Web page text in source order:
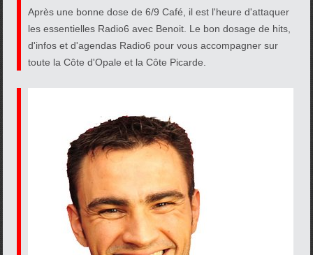
Après une bonne dose de 6/9 Café, il est l'heure d'attaquer
les essentielles Radio6 avec Benoit. Le bon dosage de hits,
d'infos et d'agendas Radio6 pour vous accompagner sur
toute la Côte d'Opale et la Côte Picarde.